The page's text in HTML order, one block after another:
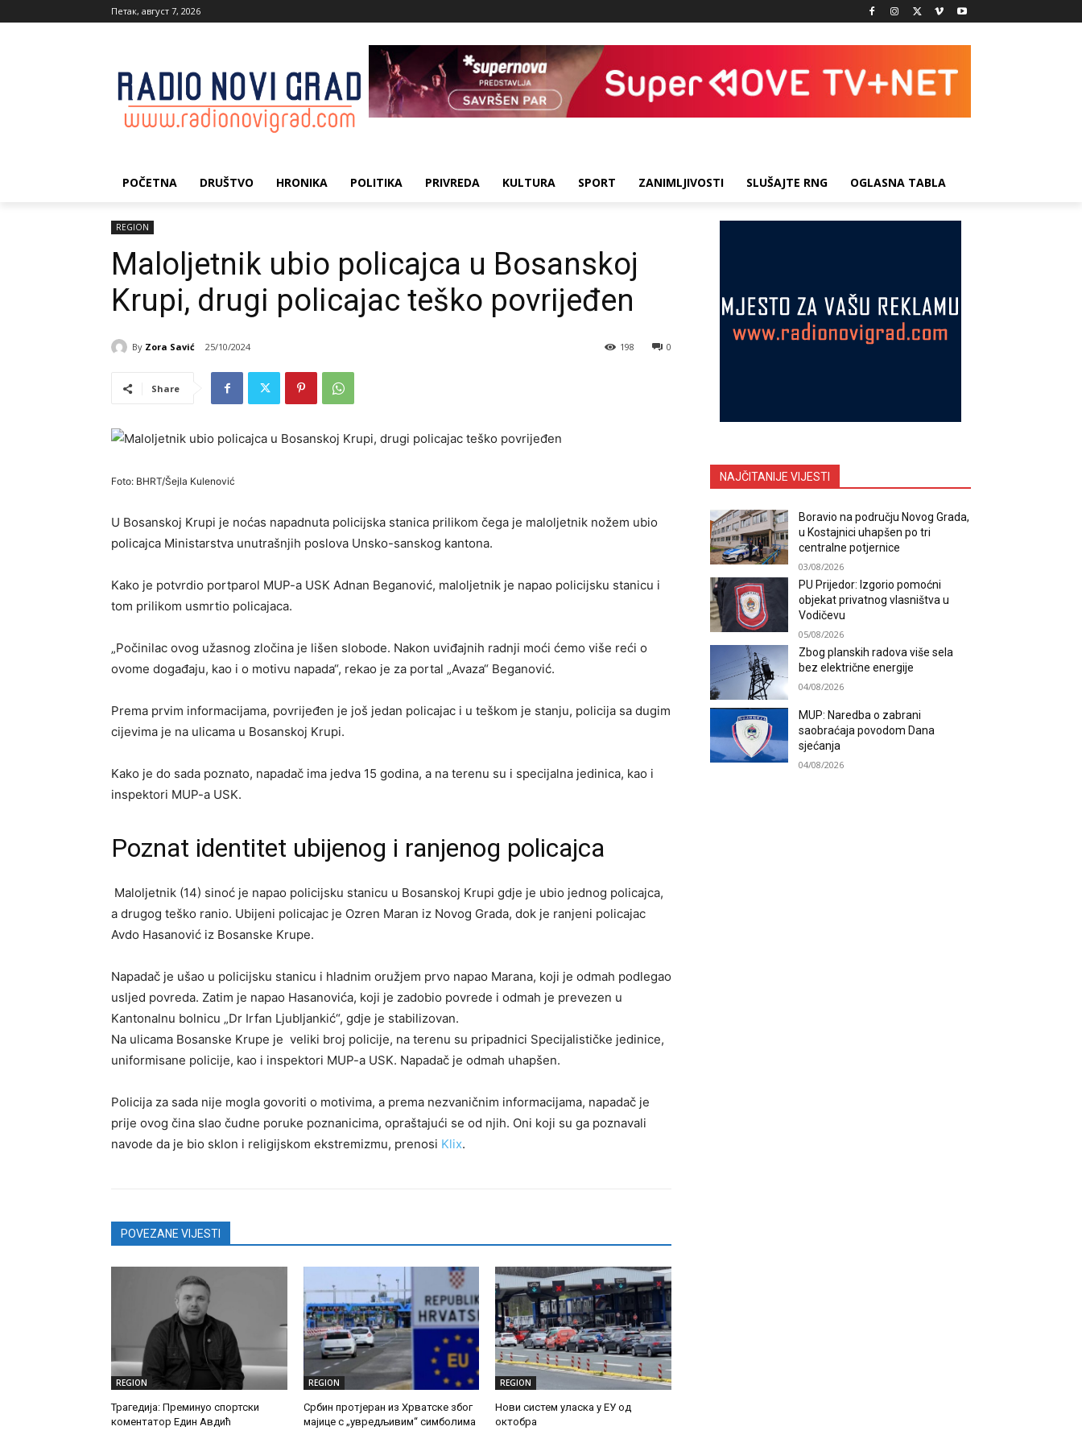
Петак, август 7, 2026
POČETNA DRUŠTVO HRONIKA POLITIKA PRIVREDA KULTURA SPORT ZANIMLJIVOSTI SLUŠAJTE RNG OGLASNA TABLA
REGION
Maloljetnik ubio policajca u Bosanskoj
Krupi, drugi policajac teško povrijeđen
By Zora Savić 25/10/2024 0
198
Share
Foto: BHRT/Šejla Kulenović
U Bosanskoj Krupi je noćas napadnuta policijska stanica prilikom čega je maloljetnik nožem ubio
policajca Ministarstva unutrašnjih poslova Unsko-sanskog kantona.
Kako je potvrdio portparol MUP-a USK Adnan Beganović, maloljetnik je napao policijsku stanicu i
tom prilikom usmrtio policajaca.
„Počinilac ovog užasnog zločina je lišen slobode. Nakon uviđajnih radnji moći ćemo više reći o
ovome događaju, kao i o motivu napada“, rekao je za portal „Avaza“ Beganović.
Prema prvim informacijama, povrijeđen je još jedan policajac i u teškom je stanju, policija sa dugim
cijevima je na ulicama u Bosanskoj Krupi.
Kako je do sada poznato, napadač ima jedva 15 godina, a na terenu su i specijalna jedinica, kao i
inspektori MUP-a USK.
Poznat identitet ubijenog i ranjenog policajca
Maloljetnik (14) sinoć je napao policijsku stanicu u Bosanskoj Krupi gdje je ubio jednog policajca,
a drugog teško ranio. Ubijeni policajac je Ozren Maran iz Novog Grada, dok je ranjeni policajac
Avdo Hasanović iz Bosanske Krupe.
Napadač je ušao u policijsku stanicu i hladnim oružjem prvo napao Marana, koji je odmah podlegao
usljed povreda. Zatim je napao Hasanovića, koji je zadobio povrede i odmah je prevezen u
Kantonalnu bolnicu „Dr Irfan Ljubljankić“, gdje je stabilizovan.
Na ulicama Bosanske Krupe je veliki broj policije, na terenu su pripadnici Specijalističke jedinice,
uniformisane policije, kao i inspektori MUP-a USK. Napadač je odmah uhapšen.
Policija za sada nije mogla govoriti o motivima, a prema nezvaničnim informacijama, napadač je
prije ovog čina slao čudne poruke poznanicima, opraštajući se od njih. Oni koji su ga poznavali
navode da je bio sklon i religijskom ekstremizmu, prenosi Klix.
POVEZANE VIJESTI
REGION
Трагедија: Преминуо спортски
коментатор Един Авдић
REGION
Србин протјеран из Хрватске због
мајице с „увредљивим“ симболима
REGION
Нови систем уласка у ЕУ од
октобра
NAJČITANIJE VIJESTI
Boravio na području Novog Grada,
u Kostajnici uhapšen po tri
centralne potjernice
03/08/2026
PU Prijedor: Izgorio pomoćni
objekat privatnog vlasništva u
Vodičevu
05/08/2026
Zbog planskih radova više sela
bez električne energije
04/08/2026
MUP: Naredba o zabrani
saobraćaja povodom Dana
sjećanja
04/08/2026